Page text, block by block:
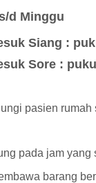
d Minggu
Siang :
Sore :
pasien
pada jam yang
barang